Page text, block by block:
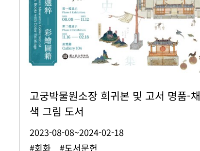
고궁박물원소장 희귀본 및 고서 명품-채
색 그림 도서
2023-08-08~2024-02-18
#회화 #도서문헌